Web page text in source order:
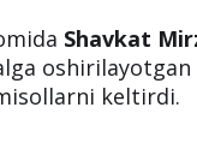
Shavkat
keltirdi.